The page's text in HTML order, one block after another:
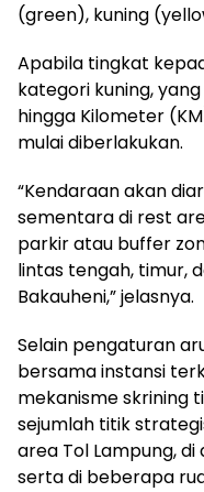
(green), kuning
Apabila tingkat
kategori kuning,
hingga Kilometer
mulai diberlakukan.
“Kendaraan akan
sementara di rest
parkir atau buffer
lintas tengah, timur,
Bakauheni,” jelasnya.
Selain pengaturan
bersama instansi
mekanisme skrining
sejumlah titik
area Tol Lampung, di
serta di beberapa